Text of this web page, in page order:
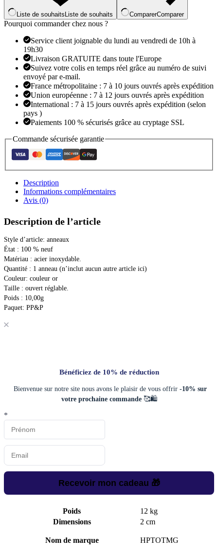
ouvert,
tendance,
mariage,
bijoux
esthétiques,
cadeau
pour
Femme
Liste de souhaits Liste de souhaits ComparerComparer
Pourquoi commander chez nous ?
Service client joignable du lundi au vendredi de 10h à
19h30
Livraison GRATUITE dans toute l'Europe
Suivez votre colis en temps réel grâce au numéro de suivi
envoyé par e-mail.
France métropolitaine : 7 à 10 jours ouvrés après expédition
Union européenne : 7 à 12 jours ouvrés après expédition
International : 7 à 15 jours ouvrés après expédition (selon
pays )
Paiements 100 % sécurisés grâce au cryptage SSL
Commande sécurisée garantie
Description
Informations complémentaires
Avis (0)
Description de l’article
Style d’article: anneaux
État : 100 % neuf
Matériau : acier inoxydable.
Quantité : 1 anneau (n’inclut aucun autre article ici)
Couleur: couleur or
Taille : ouvert réglable.
Poids : 10,00g
Paquet: PP&P
Bénéficiez de 10% de réduction
Bienvenue sur notre site nous avons le plaisir de vous offrir -10% sur
votre prochaine commande🥰🛍️
*
Recevoir mon cadeau 🎁
Poids
12 kg
Dimensions
2 cm
Nom de marque HPTOTMG